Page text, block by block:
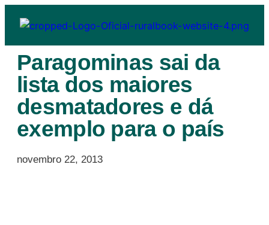
Paragominas sai da
lista dos maiores
desmatadores e dá
exemplo para o país
novembro 22, 2013